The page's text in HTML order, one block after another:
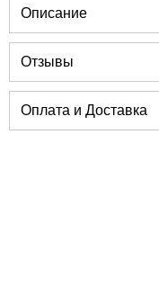
Описание
Отзывы
Оплата и Доставка